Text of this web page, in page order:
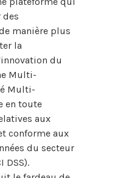
des
manière plus
la
du
Multi-
Multi-
en toute
aux
conforme aux
du secteur
DSS).